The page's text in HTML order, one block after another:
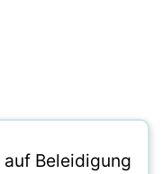
auf Beleidigung